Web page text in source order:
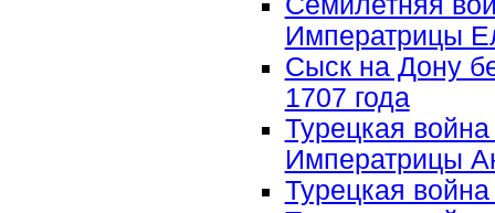
Императрицы
Сыск на Дону
1707 года
Турецкая война
Императрицы
Турецкая война